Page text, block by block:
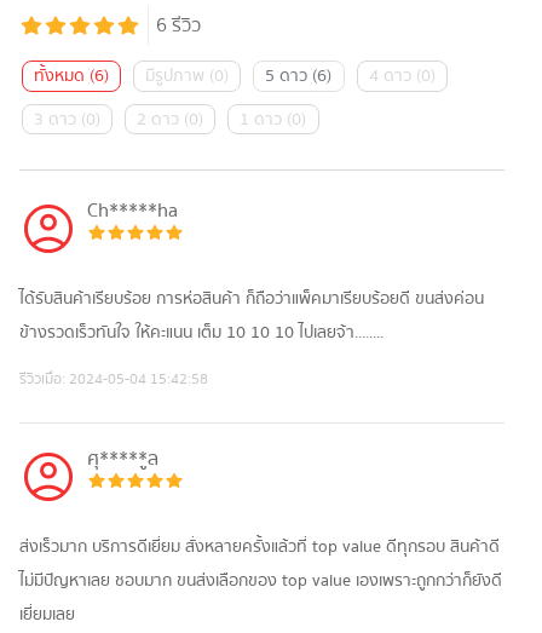
6รีวิว
ทั้งหมด (6) มีรูปภาพ (0) 5 ดาว (6) 4 ดาว (0)
3 ดาว (0) 2 ดาว (0) 1 ดาว (0)
Ch*****ha
ได้รับสินค้าเรียบร้อย การห่อสินค้า ก็ถือว่าแพ็คมาเรียบร้อยดี ขนส่งค่อน
ข้างรวดเร็วทันใจ ให้คะแนน เต็ม 10 10 10 ไปเลยจ้า........
รีวิวเมื่อ: 2024-05-04 15:42:58
ศุ*****ูล
ส่งเร็วมาก บริการดีเยี่ยม สั่งหลายครั้งแล้วที่ top value ดีทุกรอบ สินค้าดี
ไม่มีปัญหาเลย ชอบมาก ขนส่งเลือกของ top value เองเพราะถูกกว่าก็ยังดี
เยี่ยมเลย